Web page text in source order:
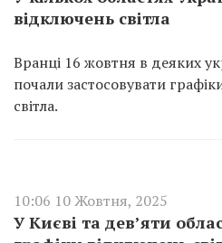
відключень світла
Вранці 16 жовтня в деяких
почали застосовувати
світла.
10:06 10 Жовтня, 2025
У Києві та дев’яти